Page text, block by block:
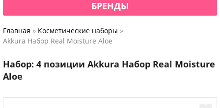
БРЕНДЫ
Главная » Косметические наборы »
Akkura Набор Real Moisture Aloe
Набор: 4 позиции Akkura Набор Real Moisture
Aloe